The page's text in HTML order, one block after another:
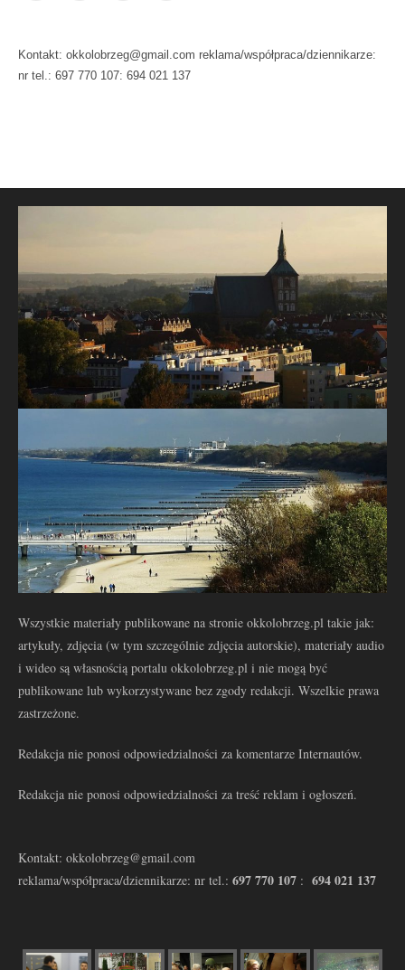
Kontakt: okkolobrzeg@gmail.com reklama/współpraca/dziennikarze:
nr tel.: 697 770 107: 694 021 137
Wszystkie materiały publikowane na stronie okkolobrzeg.pl takie jak:
artykuły, zdjęcia (w tym szczególnie zdjęcia autorskie), materiały audio
i wideo są własnością portalu okkolobrzeg.pl i nie mogą być
publikowane lub wykorzystywane bez zgody redakcji. Wszelkie prawa
zastrzeżone.
Redakcja nie ponosi odpowiedzialności za komentarze Internautów.
Redakcja nie ponosi odpowiedzialności za treść reklam i ogłoszeń.
Kontakt: okkolobrzeg@gmail.com
reklama/współpraca/dziennikarze: nr tel.: 697 770 107 : 694 021 137